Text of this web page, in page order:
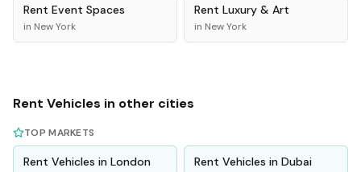
Rent Event Spaces
in New York
Rent Luxury & Art
in New York
Rent Vehicles in other cities
TOP MARKETS
Rent Vehicles in London Rent Vehicles in Dubai